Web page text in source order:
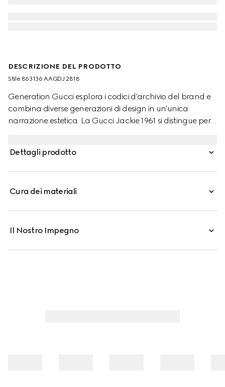
DESCRIZIONE DEL PRODOTTO
Stile ‎863136 AAGDJ 2818
Generation Gucci esplora i codici d'archivio del brand e
combina diverse generazioni di design in un'unica
narrazione estetica. La Gucci Jackie 1961 si distingue per il
hardware più iconici della Maison.
Dettagli prodotto
Cura dei materiali
Il Nostro Impegno